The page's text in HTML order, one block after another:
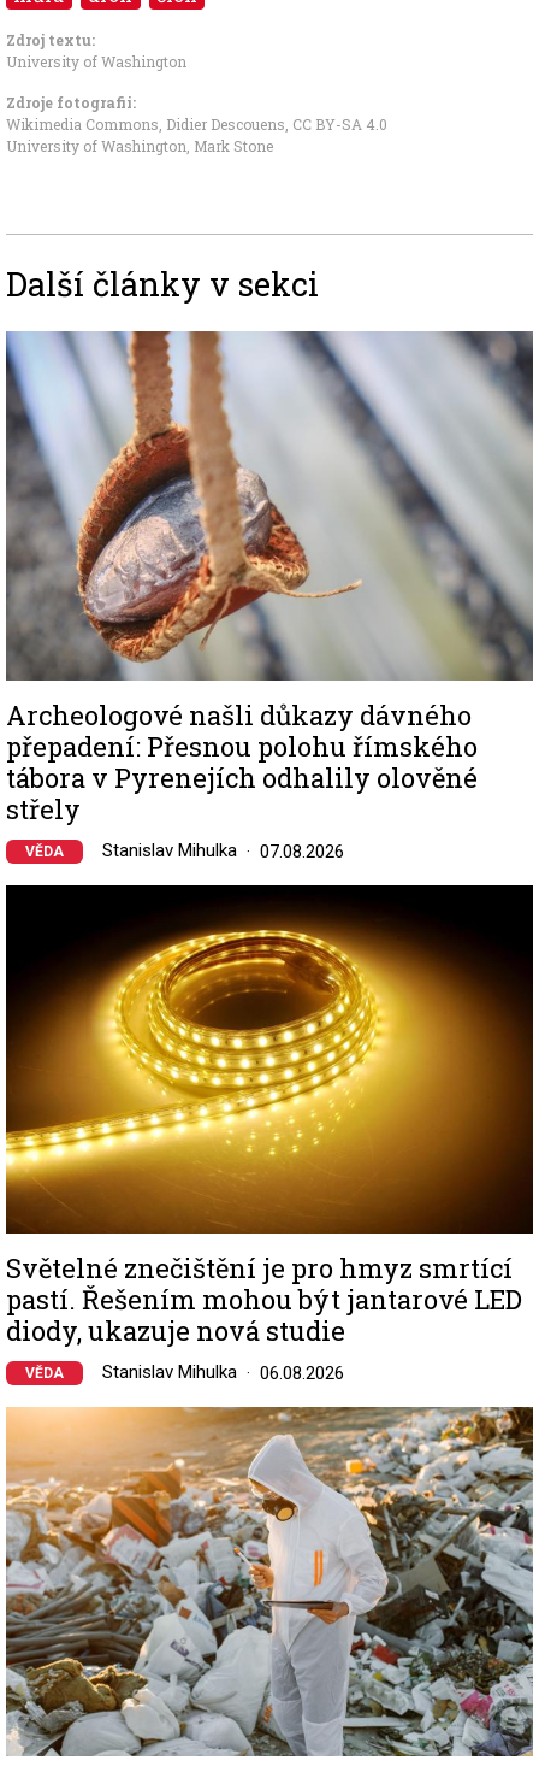
Zdroj textu:
University of Washington
Zdroje fotografii:
Wikimedia Commons, Didier Descouens CC BY-SA 4.0
University of Washington, Mark Stone
Další články v sekci
Image
Archeologové našli důkazy dávného
přepadení: Přesnou polohu římského
tábora v Pyrenejích odhalily olověné
střely
VĚDA Stanislav Mihulka 07.08.2026
Světelné znečištění je pro hmyz smrtící
pastí. Řešením mohou být jantarové LED
diody, ukazuje nová studie
VĚDA Stanislav Mihulka 06.08.2026
Image